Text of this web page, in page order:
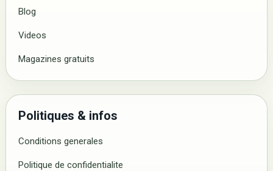
Blog
Videos
Magazines gratuits
Politiques & infos
Conditions generales
Politique de confidentialite